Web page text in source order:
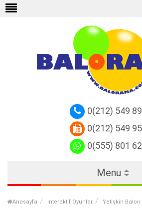
0(212) 549
0(212) 549
0(555) 801
Menu
Anasayfa İnteraktif Oyunlar Yetişkin Balon